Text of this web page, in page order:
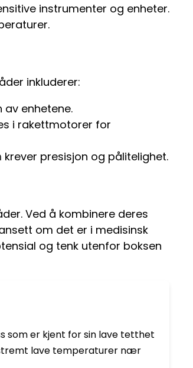
instrumenter og enheter.
inkluderer:
av enhetene.
i rakettmotorer for
presisjon og pålitelighet.
Ved å kombinere deres
om det er i medisinsk
og tenk utenfor boksen
som er kjent for sin lave tetthet
lave temperaturer nær